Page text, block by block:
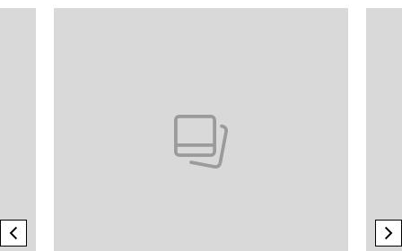
previous element